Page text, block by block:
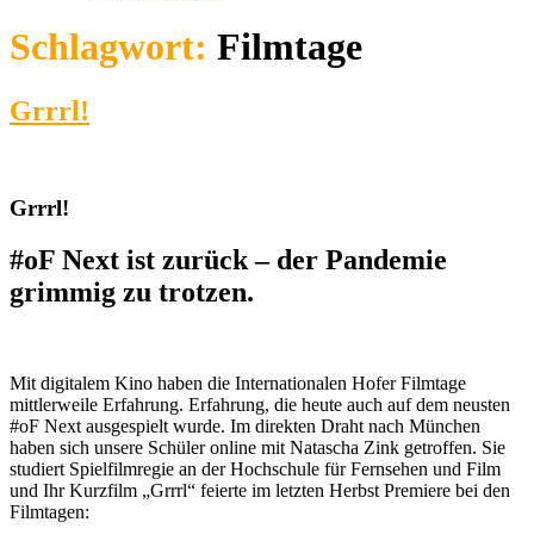
Schlagwort: Filmtage
Grrrl!
Grrrl!
#oF Next ist zurück – der Pandemie
grimmig zu trotzen.
Mit digitalem Kino haben die Internationalen Hofer Filmtage
mittlerweile Erfahrung. Erfahrung, die heute auch auf dem neusten
#oF Next ausgespielt wurde. Im direkten Draht nach München
haben sich unsere Schüler online mit Natascha Zink getroffen. Sie
studiert Spielfilmregie an der Hochschule für Fernsehen und Film
und Ihr Kurzfilm „Grrrl“ feierte im letzten Herbst Premiere bei den
Filmtagen: